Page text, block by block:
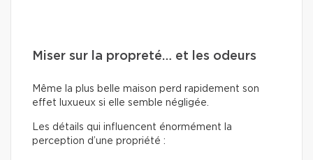
Miser sur la propreté… et les odeurs
Même la plus belle maison perd rapidement son
effet luxueux si elle semble négligée.
Les détails qui influencent énormément la
perception d’une propriété :